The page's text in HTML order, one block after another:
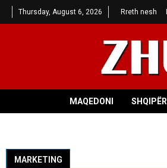
Thursday, August 6, 2026 Rreth nesh
MAQEDONI SHQIPËRI
MARKETING